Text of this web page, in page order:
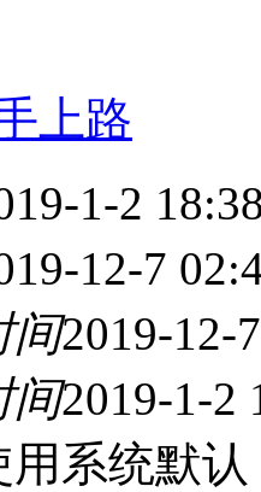
上路
1-2
12-7
间2019-12-
间2019-1-2
用系统默认